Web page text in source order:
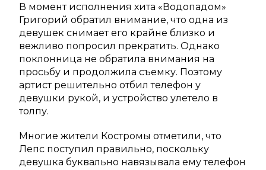
В момент исполнения хита «Водопадом»
Григорий обратил внимание, что одна из
девушек снимает его крайне близко и
вежливо попросил прекратить. Однако
поклонница не обратила внимания на
просьбу и продолжила съемку. Поэтому
артист решительно отбил телефон у
девушки рукой, и устройство улетело в
толпу.
Многие жители Костромы отметили, что
Лепс поступил правильно, поскольку
девушка буквально навязывала ему телефон